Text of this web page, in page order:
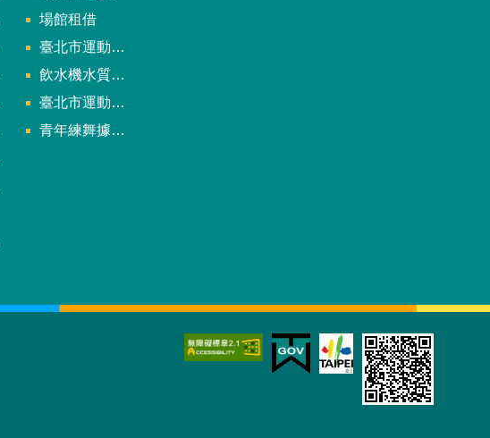
場館租借
臺北市運動中心
飲水機水質檢驗報告
臺北市運動中心預約系統
青年練舞據點地圖